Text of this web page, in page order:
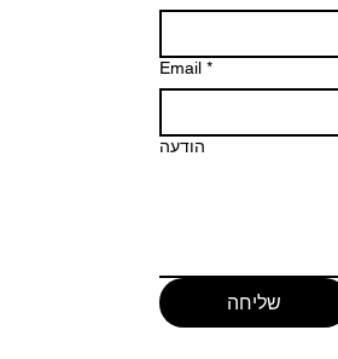
Email *
הודעה
שליחה